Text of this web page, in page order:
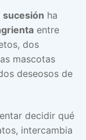
sucesión ha
entre
dos
mascotas
deseosos de
decidir qué
intercambia